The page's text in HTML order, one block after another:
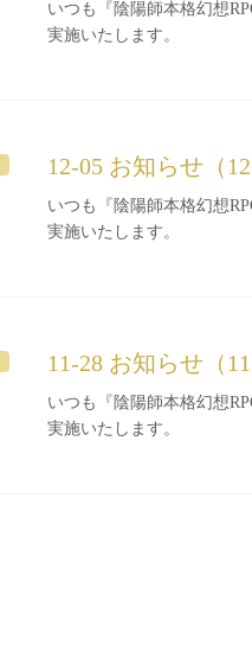
いつも『陰陽師本格幻想RPG』をご利
実施いたします。
12-05 お知らせ（
いつも『陰陽師本格幻想RPG』をご利
実施いたします。
11-28 お知らせ（
いつも『陰陽師本格幻想RPG』をご利
実施いたします。